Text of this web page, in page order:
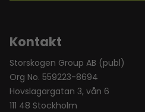
Kontakt
Storskogen Group AB (publ)
Org No. 559223-8694
Hovslagargatan 3, vån 6
111 48 Stockholm